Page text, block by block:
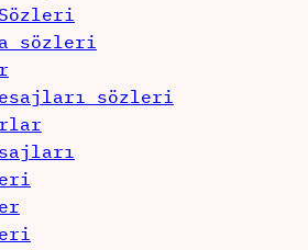
sözleri
sözleri